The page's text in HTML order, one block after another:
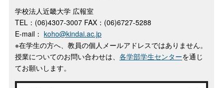
学校法人近畿大学 広報室
TEL：(06)4307-3007 FAX：(06)6727-5288
E-mail： koho@kindai.ac.jp
※在学生の方へ、教員の個人メールアドレスではありません。
授業についてのお問い合わせは、 各学部学生センターを通じ
てお願いします。